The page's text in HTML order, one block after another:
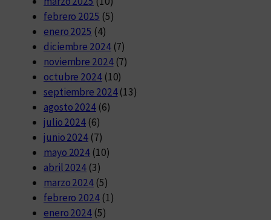
febrero 2025 (5)
enero 2025 (4)
diciembre 2024(7)
noviembre 2024(7)
octubre 2024(10)
septiembre 2024(13)
agosto 2024(6)
julio 2024 (6)
junio 2024 (7)
mayo 2024 (10)
abril 2024 (3)
marzo 2024 (5)
febrero 2024(1)
enero 2024 (5)